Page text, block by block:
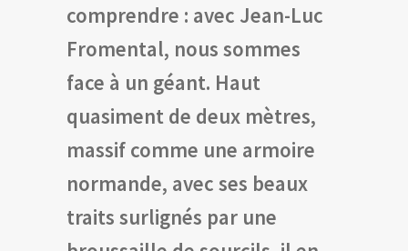
comprendre : avec Jean-Luc
Fromental, nous sommes
face à un géant. Haut
quasiment de deux mètres,
massif comme une armoire
normande, avec ses beaux
traits surlignés par une